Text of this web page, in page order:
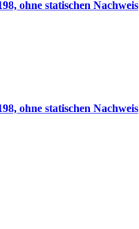
ohne statischen Nachweis
ohne statischen Nachweis